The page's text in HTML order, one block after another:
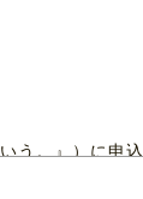
う。』）に申込